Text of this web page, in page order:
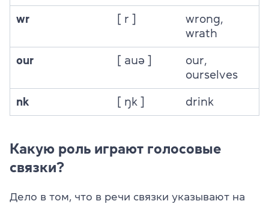
wr [ r ]
wrong,
wrath
our [ auə ]
our,
ourselves
nk [ ŋk ] drink
Какую роль играют голосовые
связки?
Дело в том, что в речи связки указывают на